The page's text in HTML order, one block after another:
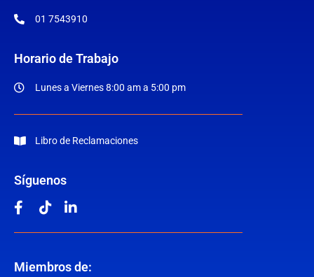
01 7543910
Horario de Trabajo
Lunes a Viernes 8:00 am a 5:00 pm
Libro de Reclamaciones
Síguenos
Miembros de: